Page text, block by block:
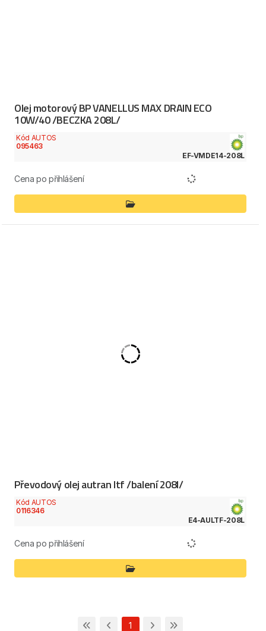
Olej motorový BP VANELLUS MAX DRAIN ECO
10W/40 /BECZKA 208L/
Kód AUTOS
095463
EF-VMDE14-208L
Cena po přihlášení
Převodový olej autran ltf /balení 208l/
Kód AUTOS
0116346
E4-AULTF-208L
Cena po přihlášení
1